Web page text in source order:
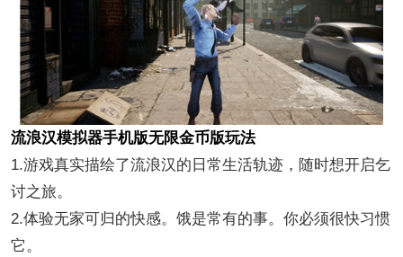
流浪汉模拟器手机版无限金币版玩法
1.游戏真实描绘了流浪汉的日常生活轨迹，随时想开启乞
讨之旅。
2.体验无家可归的快感。饿是常有的事。你必须很快习惯
它。